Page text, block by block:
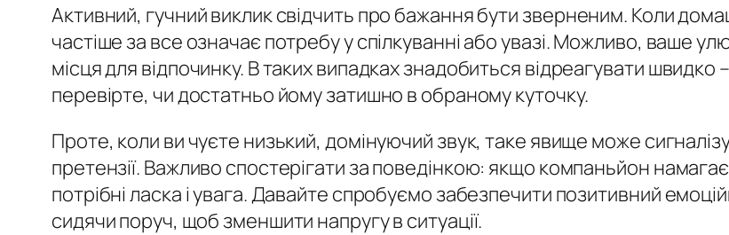
Активний, гучний виклик свідчить про бажання бути зверненим. Коли
частіше за все означає потребу у спілкуванні або увазі. Можливо, ваше
місця для відпочинку. В таких випадках знадобиться відреагувати
перевірте, чи достатньо йому затишно в обраному куточку.
Проте, коли ви чуєте низький, домінуючий звук, таке явище може
претензії. Важливо спостерігати за поведінкою: якщо компаньйон
потрібні ласка і увага. Давайте спробуємо забезпечити позитивний
сидячи поруч, щоб зменшити напругу в ситуації.